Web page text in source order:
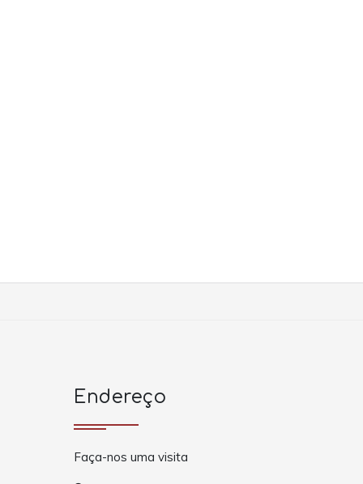
Endereço
Faça-nos uma visita